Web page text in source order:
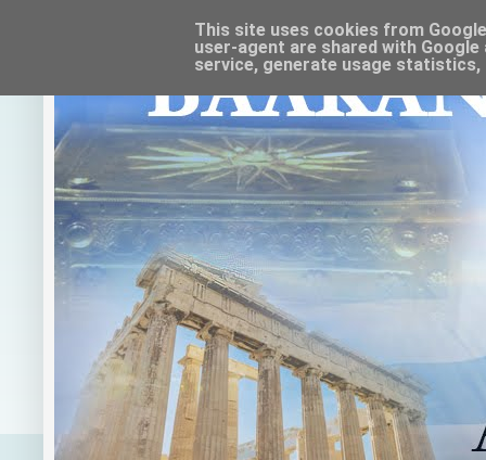
This site uses cookies from
user-agent are shared with
service, generate usage statistics,